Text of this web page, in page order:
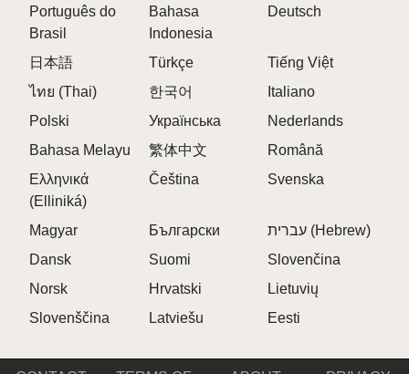
\r\n
Achten Sie auf geheime Auslöser, die seltene
visuelle Effekte und akustische Überraschungen
\r\n
Teilen Sie Ihre besten Mixe mit der Sprunki Online-
Community, um Feedback zu erhalten und andere
zu inspirieren.
\r\n
WHY PLAY SPRUNKI PHASE 13 DEFINITIVE
ON SPRUNKY.ORG?
Sprunky.org ist ein erstklassiges Ziel für Sprunki
Português do
Brasil
Bahasa
Indonesia
Deutsch
日本語 Türkçe
Tiếng Việt
ไทย (Thai)
한국어
Italiano
Polski
Українська
Nederlands
Bahasa Melayu
繁体中文
Română
Ελληνικά
(Elliniká)
Čeština Svenska
Magyar Български
עברית (Hebrew)
Dansk
Suomi
Slovenčina
Norsk
Hrvatski
Lietuvių
Slovenščina
Latviešu Eesti